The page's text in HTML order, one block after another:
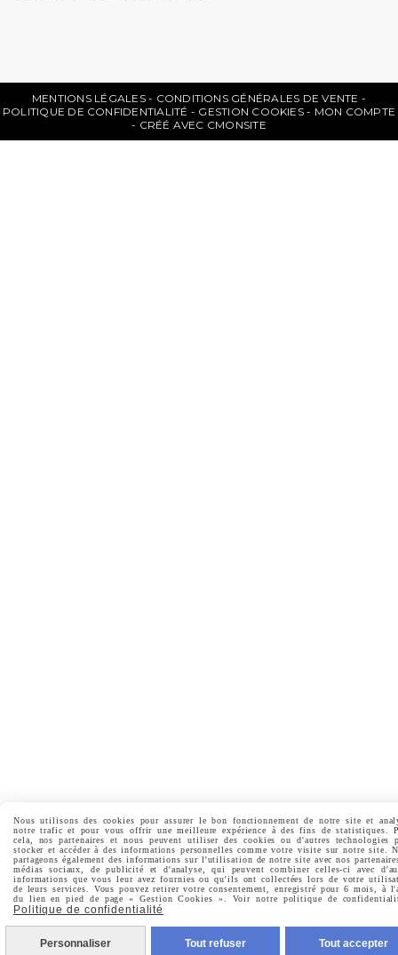
MENTIONS LÉGALES
CONDITIONS GÉNÉRALES DE VENTE
POLITIQUE DE CONFIDENTIALITÉ
GESTION COOKIES
MON COMPTE
CRÉÉ AVEC CMONSITE
Nous utilisons des cookies pour assurer le bon fonctionnement de notre site et
notre trafic et pour vous offrir une meilleure expérience à des fins de statistiques.
cela, nos partenaires et nous peuvent utiliser des cookies ou d'autres technologies
stocker et accéder à des informations personnelles comme votre visite sur notre site.
partageons également des informations sur l'utilisation de notre site avec nos
médias sociaux, de publicité et d'analyse, qui peuvent combiner celles-ci avec
informations que vous leur avez fournies ou qu'ils ont collectées lors de votre
de leurs services. Vous pouvez retirer votre consentement, enregistré pour 6 mois, à
du lien en pied de page « Gestion Cookies ». Voir notre politique de
Politique de confidentialité
Personnaliser Tout refuser Tout accepter